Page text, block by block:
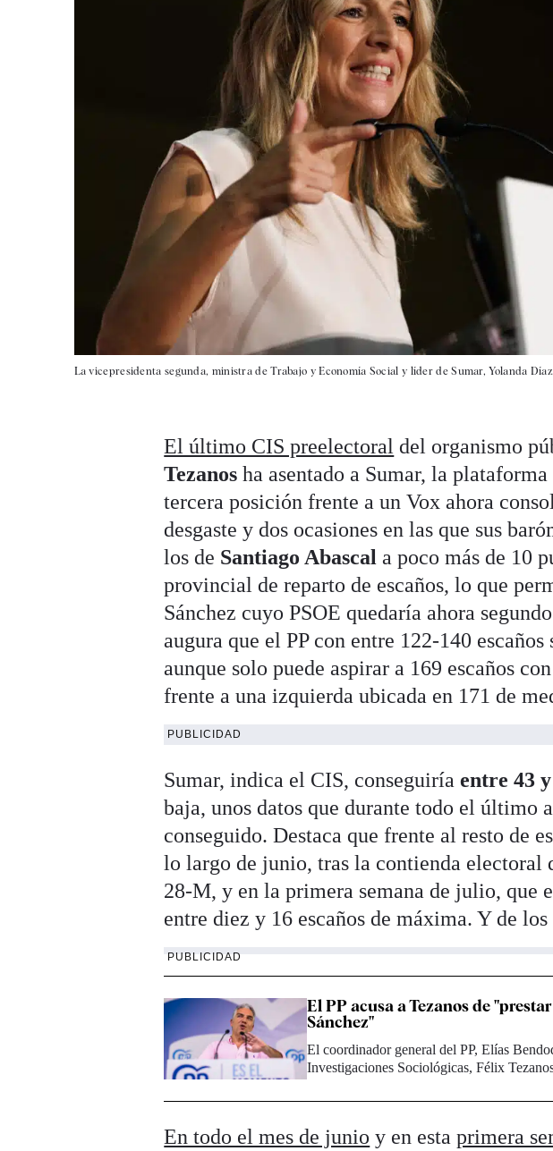
La vicepresidenta segunda, ministra de Trabajo y Economía Social y líder de Sumar, Yolanda
El último CIS preelectoral del organismo
Tezanosha asentado a Sumar, la
tercera posición frente a un Vox ahora
desgaste y dos ocasiones en las que sus
los de Santiago Abascal a poco más de 10
provincial de reparto de escaños, lo que
Sánchez cuyo PSOE quedaría ahora
augura que el PP con entre 122-140
aunque solo puede aspirar a 169 escaños
frente a una izquierda ubicada en 171 de
PUBLICIDAD
Sumar, indica el CIS, conseguiríaentre 43
baja, unos datos que durante todo el último
conseguido. Destaca que frente al resto de
lo largo de junio, tras la contienda electoral
28-M, y en la primera semana de julio, que
entre diez y 16 escaños de máxima. Y de
PUBLICIDAD
El PP acusa a Tezanos de
Sánchez"
El coordinador general del PP, Elías
Investigaciones Sociológicas, Félix
En todo el mes de junio y en estaprimera